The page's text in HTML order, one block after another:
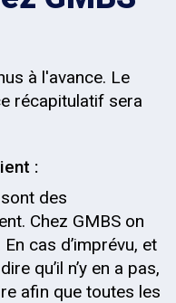
à l'avance. Le
récapitulatif sera
:
des
Chez GMBS on
cas d’imprévu, et
qu’il n’y en a pas,
afin que toutes les